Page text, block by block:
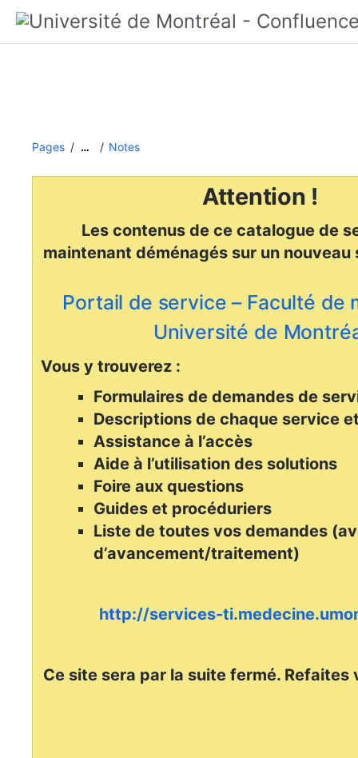
Pages … Notes
Attention !
Les contenus de ce catalogue de
maintenant déménagéssur un nouveau
Portail de service – Faculté de
Université de
Vous y trouverez :
Formulaires de demandes de
Descriptions de chaque service
Assistance à l’accès
Aide à l’utilisation des solutions
Foire aux questions
Guides et procéduriers
Liste de toutes vos demandes
d’avancement/traitement)
http://services-
Ce site sera par la suite fermé. Refaites